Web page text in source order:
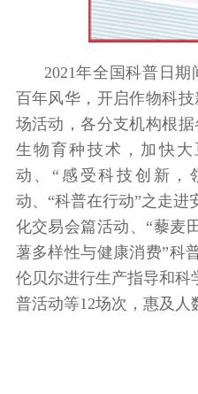
2021年全国科普日
百年风华，开启作物科
场活动，各分支机构根
生物育种技术，加快
动、“感受科技创新，
动、“科普在行动”之走
化交易会篇活动、“藜麦
薯多样性与健康消费”科
伦贝尔进行生产指导和科
普活动等12场次，惠及人